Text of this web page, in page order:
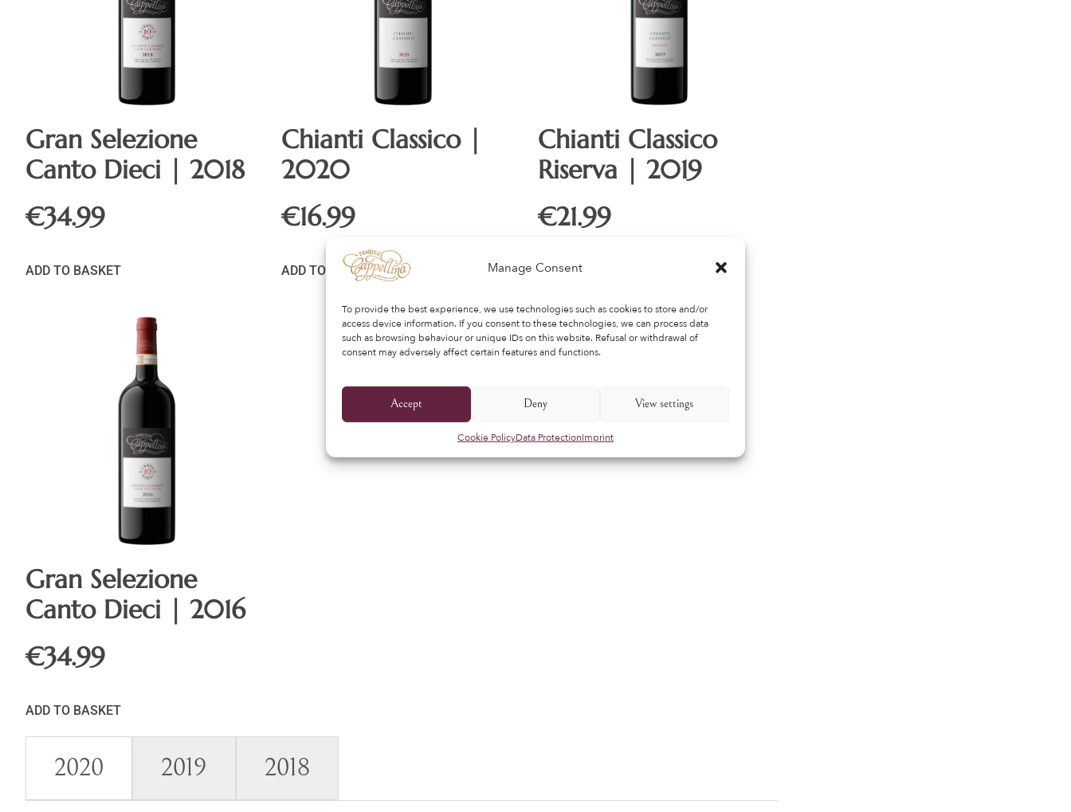
Manage Consent
To provide the best experience, we use technologies such as cookies to store and/or
access device information. If you consent to these technologies, we can process data
such as browsing behaviour or unique IDs on this website. Refusal or withdrawal of
consent may adversely affect certain features and functions.
Accept Deny View settings
Cookie PolicyData ProtectionImprint
Gran Selezione
Canto Dieci | 2018
€34.99
ADD TO BASKET
Chianti Classico |
2020
€16.99
ADD TO BASKET
Chianti Classico
Riserva | 2019
€21.99
ADD TO BASKET
Gran Selezione
Canto Dieci | 2016
€34.99
ADD TO BASKET
2020 2019 2018